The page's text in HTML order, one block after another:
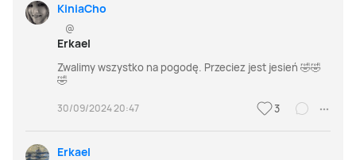
KiniaCho
@
Erkael
Zwalimy wszystko na pogodę. Przeciez jest jesień 🤣🤣
🤣
30/09/2024 20:47 3
Erkael